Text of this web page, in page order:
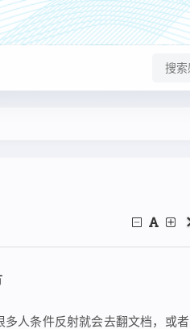
人条件反射就会去翻文档，或者